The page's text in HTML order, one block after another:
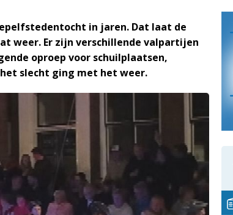
in jaren. Dat laat de
weer. Er zijn verschillende valpartijen
oproep voor schuilplaatsen,
slecht ging met het weer.